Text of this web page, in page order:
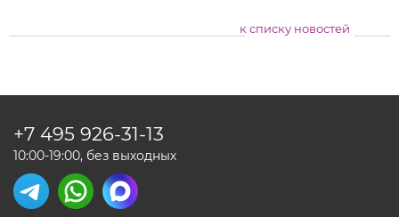
к списку новостей
+7 495 926-31-13
10:00-19:00, без выходных